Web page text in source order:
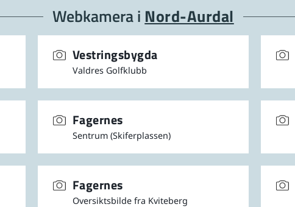
Webkamera i Nord-Aurdal
Vestringsbygda
Valdres Golfklubb
Fagernes
Sentrum (Skiferplassen)
Fagernes
Oversiktsbilde fra Kviteberg